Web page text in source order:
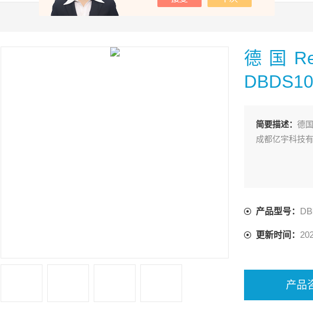
德国
简要描述： 德
成都亿宇科技
产品型号：
更新时间：
产品